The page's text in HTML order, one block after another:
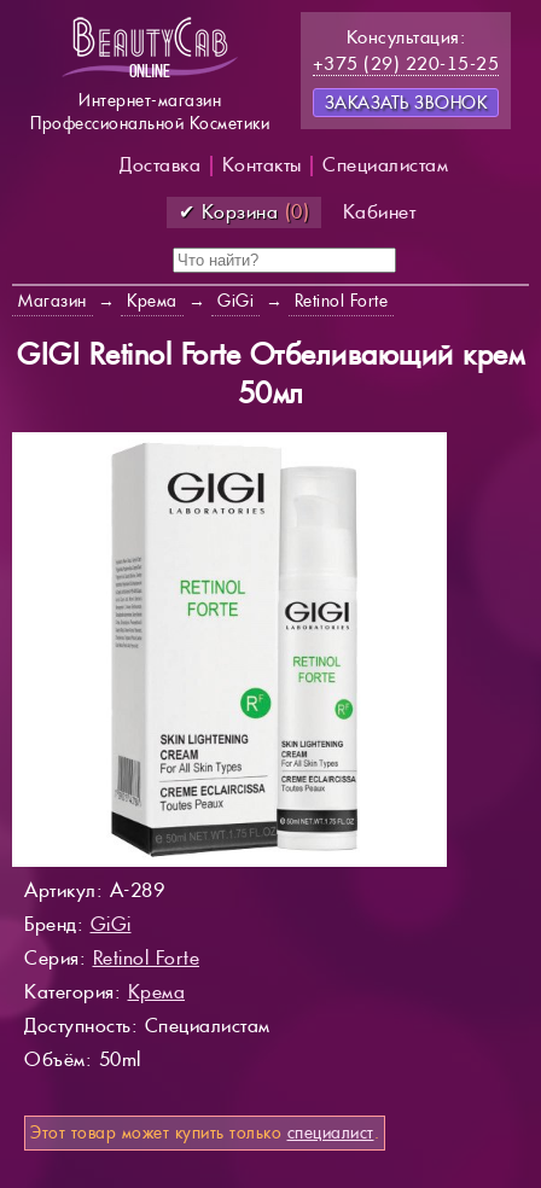
Интернет-магазин
Профессиональной Косметики
Консультация:
+375 (29) 220-15-25
ЗАКАЗАТЬ ЗВОНОК
Доставка Контакты
Специалистам
✔ Корзина (0) Кабинет
Магазин → Крема → GiGi → Retinol Forte
GIGI Retinol Forte Отбеливающий крем
50мл
Артикул: A-289
Бренд: GiGi
Серия: Retinol Forte
Категория: Крема
Доступность: Специалистам
Объём: 50ml
Этот товар может купить только специалист.